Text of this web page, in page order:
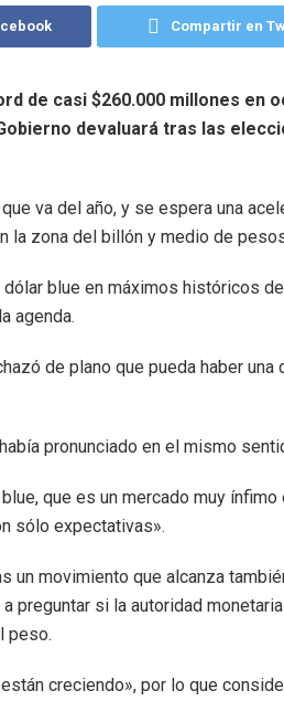
Compartir en
de casi $260.000 millones en
devaluará tras las
va del año, y se espera una
la zona del billón y medio de
blue en máximos históricos
agenda.
de plano que pueda haber una
pronunciado en el mismo
que es un mercado muy
sólo expectativas».
movimiento que alcanza
preguntar si la autoridad
peso.
creciendo», por lo que